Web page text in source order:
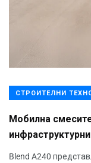
СТРОИТЕЛНИ
Мобилна
Blend A240